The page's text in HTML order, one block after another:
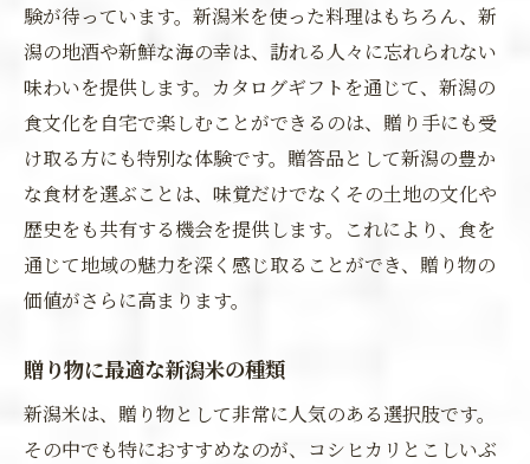
験が待っています。新潟米を使った料理はもちろん、新
潟の地酒や新鮮な海の幸は、訪れる人々に忘れられない
味わいを提供します。カタログギフトを通じて、新潟の
食文化を自宅で楽しむことができるのは、贈り手にも受
け取る方にも特別な体験です。贈答品として新潟の豊か
な食材を選ぶことは、味覚だけでなくその土地の文化や
歴史をも共有する機会を提供します。これにより、食を
通じて地域の魅力を深く感じ取ることができ、贈り物の
価値がさらに高まります。
贈り物に最適な新潟米の種類
新潟米は、贈り物として非常に人気のある選択肢です。
その中でも特におすすめなのが、コシヒカリとこしいぶ